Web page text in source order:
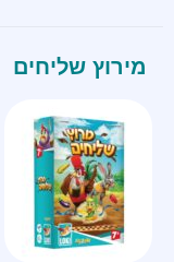
מירוץ שליחים